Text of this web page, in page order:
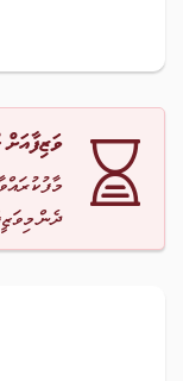
ވަޒިފާއަށް
ދެން